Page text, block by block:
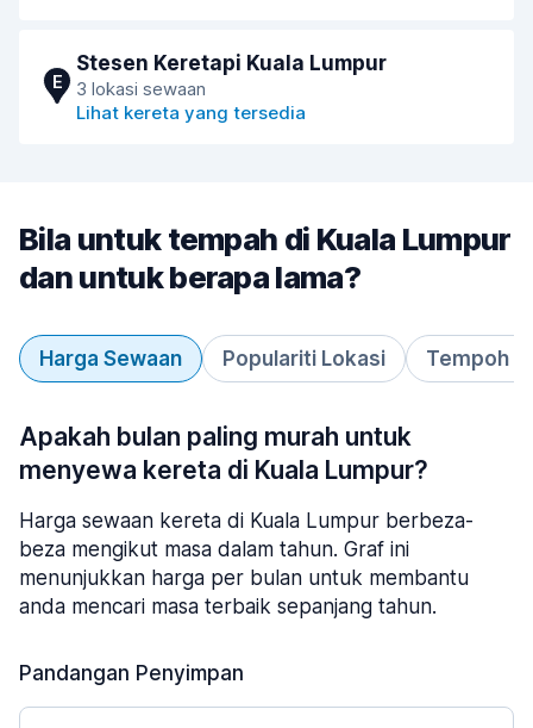
E
Stesen Keretapi Kuala Lumpur
3 lokasi sewaan
Lihat kereta yang tersedia
Bila untuk tempah di Kuala Lumpur
dan untuk berapa lama?
Harga Sewaan Populariti Lokasi Tempoh
Apakah bulan paling murah untuk
menyewa kereta di Kuala Lumpur?
Harga sewaan kereta di Kuala Lumpur berbeza-
beza mengikut masa dalam tahun. Graf ini
menunjukkan harga per bulan untuk membantu
anda mencari masa terbaik sepanjang tahun.
Pandangan Penyimpan